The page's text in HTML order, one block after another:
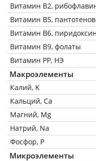
Витамин В2,
Витамин В5,
Витамин В6, пиридоксин
Витамин В9, фолаты
Витамин РР, НЭ
Макроэлементы
Калий, K
Кальций, Ca
Магний, Mg
Натрий, Na
Фосфор, P
Микроэлементы